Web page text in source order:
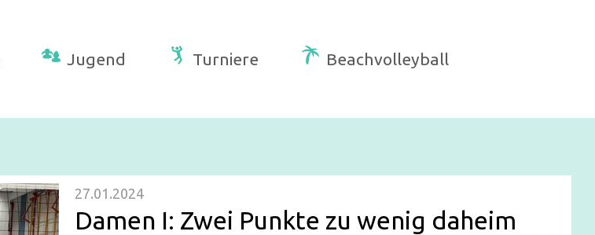
Jugend Turniere Beachvolleyball
27.01.2024
Damen I: Zwei Punkte zu wenig daheim